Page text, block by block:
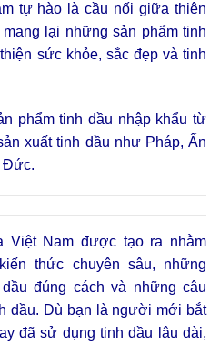
tự hào là cầu nối giữa thiên
lại những sản phẩm tinh
sức khỏe, sắc đẹp và tinh
phẩm tinh dầu nhập khẩu từ
xuất tinh dầu như Pháp, Ấn
Đức.
Việt Nam được tạo ra nhằm
thức chuyên sâu, những
đúng cách và những câu
dầu. Dù bạn là người mới bắt
đã sử dụng tinh dầu lâu dài,